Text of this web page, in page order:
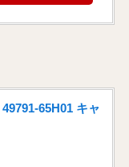
65H01 キャ